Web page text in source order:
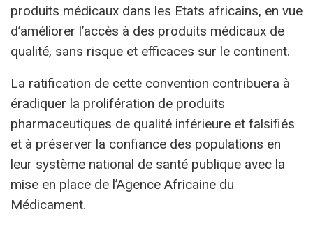
produits médicaux dans les Etats africains, en vue
d’améliorer l’accès à des produits médicaux de
qualité, sans risque et efficaces sur le continent.
La ratification de cette convention contribuera à
éradiquer la prolifération de produits
pharmaceutiques de qualité inférieure et falsifiés
et à préserver la confiance des populations en
leur système national de santé publique avec la
mise en place de l’Agence Africaine du
Médicament.